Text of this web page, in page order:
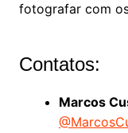
fotografar com
Contatos:
Marcos